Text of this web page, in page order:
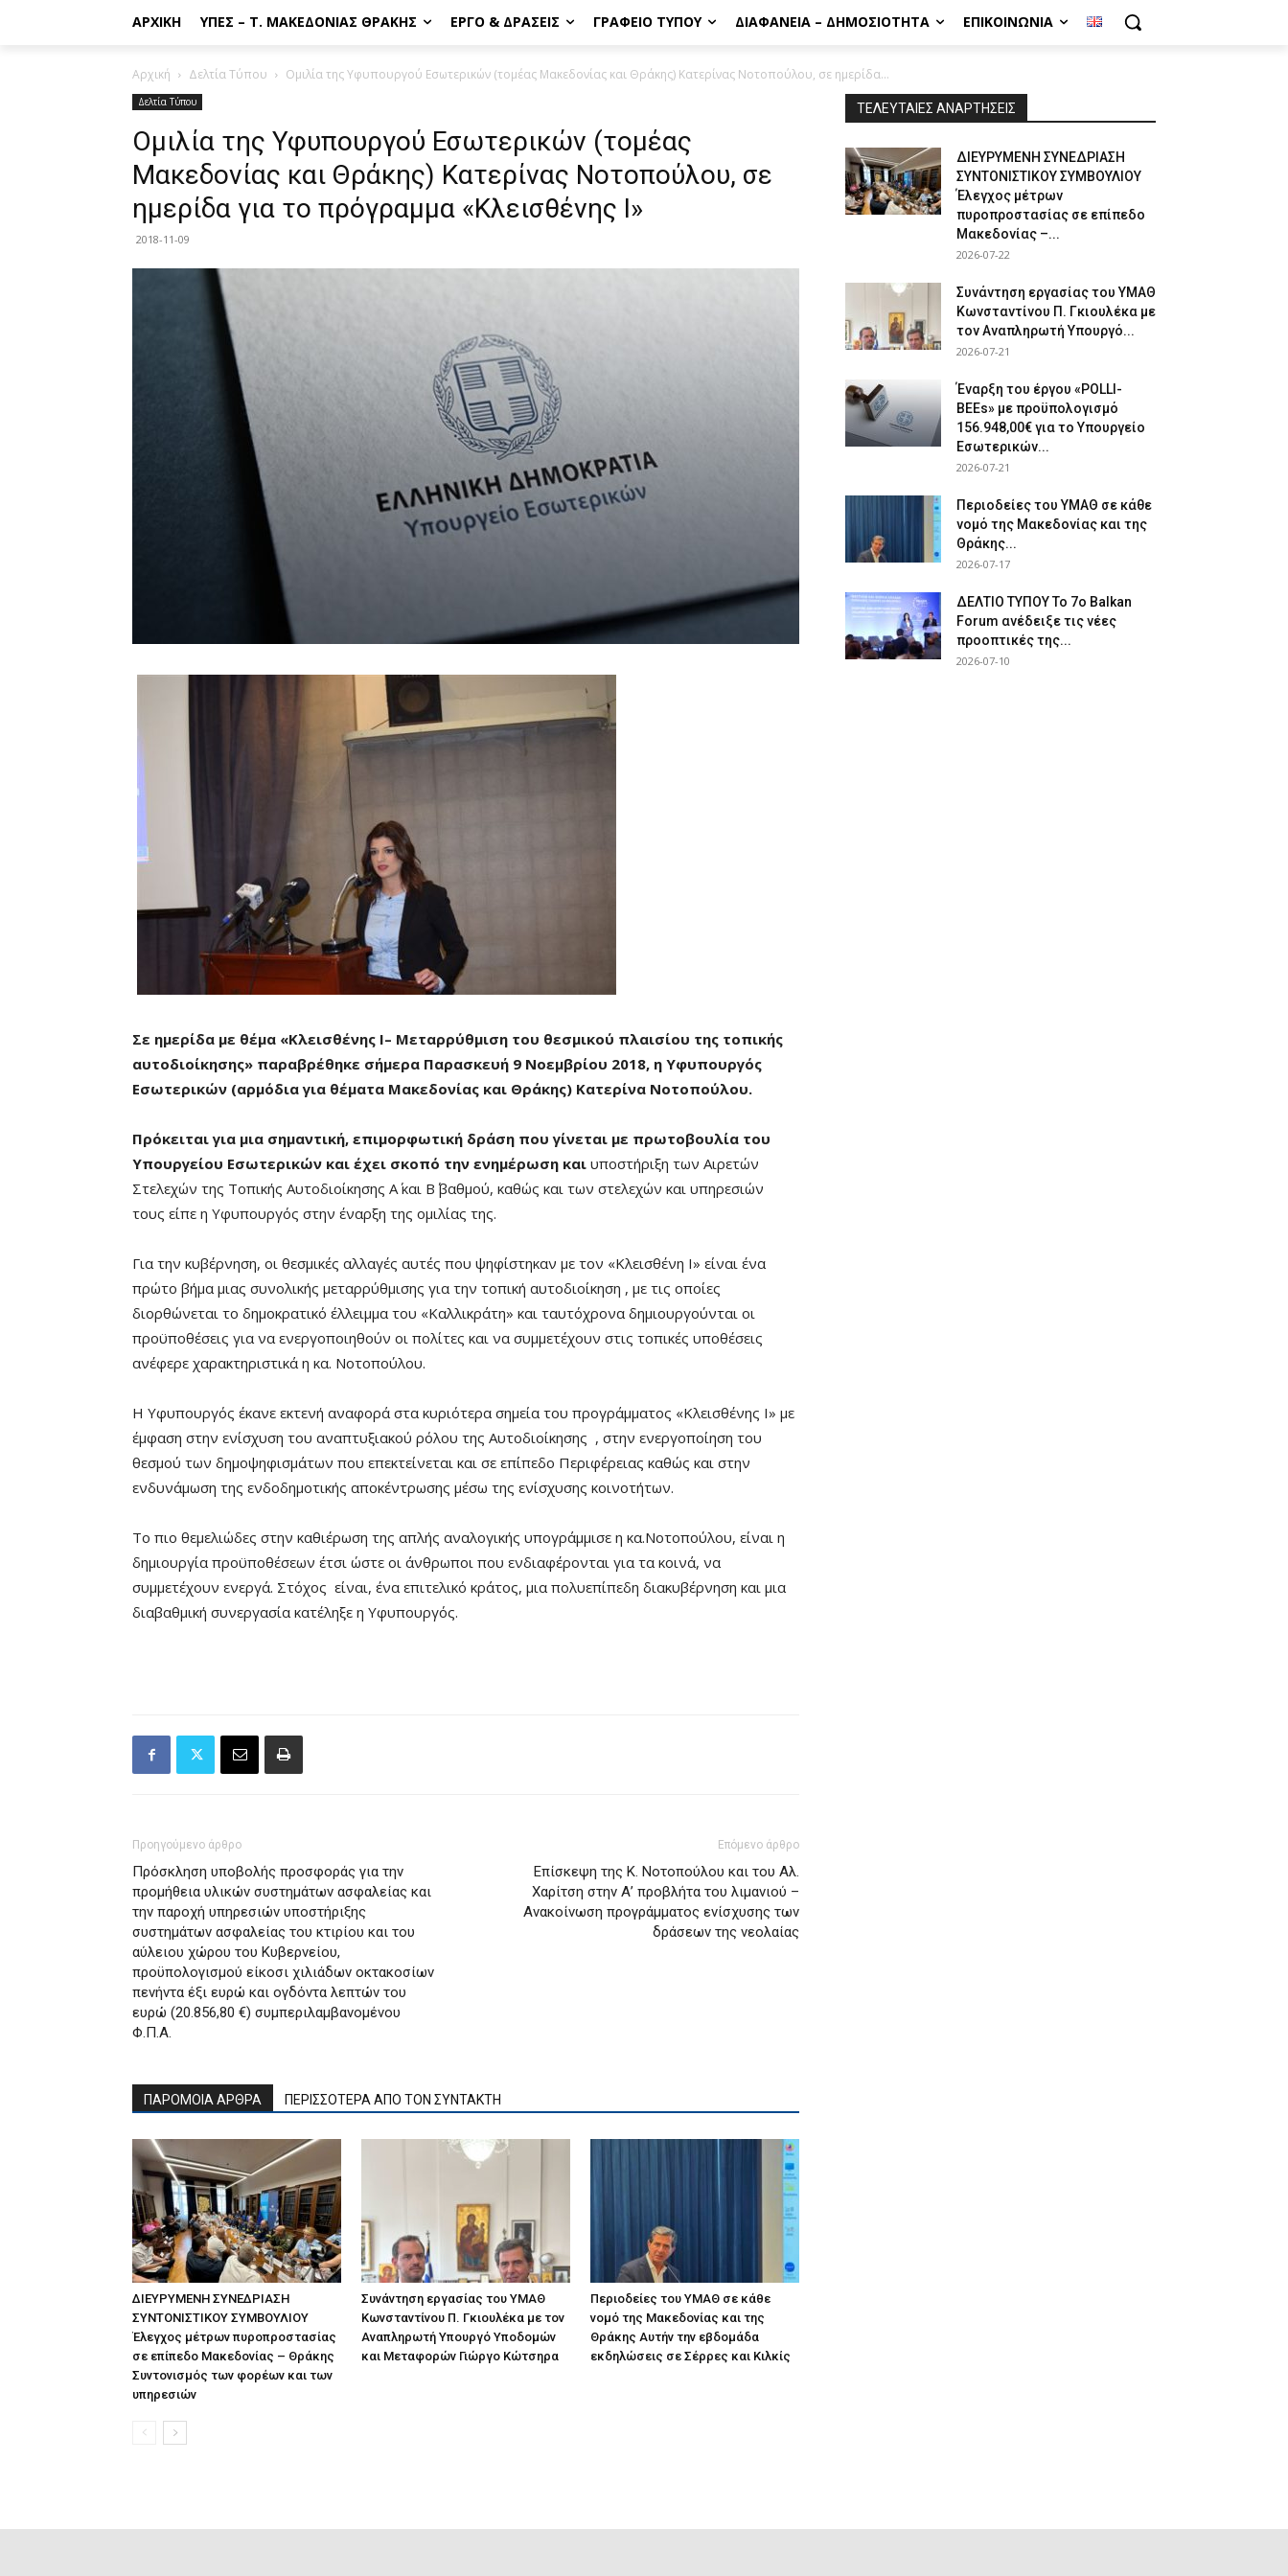
ΑΡΧΙΚΉ ΥΠΕΣ – Τ. ΜΑΚΕΔΟΝΊΑΣ ΘΡΆΚΗΣ ΈΡΓΟ & ΔΡΆΣΕΙΣ ΓΡΑΦΕΊΟ ΤΎΠΟΥ ΔΙΑΦΆΝΕΙΑ – ΔΗΜΟΣΙΌΤΗΤΑ ΕΠΙΚΟΙΝΩΝΊΑ
Αρχική Δελτία Τύπου Ομιλία της Υφυπουργού Εσωτερικών (τομέας Μακεδονίας και Θράκης) Κατερίνας Νοτοπούλου, σε ημερίδα...
Δελτία Τύπου
Ομιλία της Υφυπουργού Εσωτερικών (τομέας
Μακεδονίας και Θράκης) Κατερίνας Νοτοπούλου, σε
ημερίδα για το πρόγραμμα «Κλεισθένης Ι»
2018-11-09
Σε ημερίδα με θέμα «Κλεισθένης I– Μεταρρύθμιση του θεσμικού πλαισίου της τοπικής
αυτοδιοίκησης» παραβρέθηκε σήμερα Παρασκευή 9 Νοεμβρίου 2018, η Υφυπουργός
Εσωτερικών (αρμόδια για θέματα Μακεδονίας και Θράκης) Κατερίνα Νοτοπούλου.
Πρόκειται για μια σημαντική, επιμορφωτική δράση που γίνεται με πρωτοβουλία του
Υπουργείου Εσωτερικών και έχει σκοπό την ενημέρωση και υποστήριξη των Αιρετών
Στελεχών της Τοπικής Αυτοδιοίκησης Α΄ και Β΄ βαθμού, καθώς και των στελεχών και υπηρεσιών
τους είπε η Υφυπουργός στην έναρξη της ομιλίας της.
Για την κυβέρνηση, οι θεσμικές αλλαγές αυτές που ψηφίστηκαν με τον «Κλεισθένη Ι» είναι ένα
πρώτο βήμα μιας συνολικής μεταρρύθμισης για την τοπική αυτοδιοίκηση , με τις οποίες
διορθώνεται το δημοκρατικό έλλειμμα του «Καλλικράτη» και ταυτόχρονα δημιουργούνται οι
προϋποθέσεις για να ενεργοποιηθούν οι πολίτες και να συμμετέχουν στις τοπικές υποθέσεις
ανέφερε χαρακτηριστικά η κα. Νοτοπούλου.
Η Υφυπουργός έκανε εκτενή αναφορά στα κυριότερα σημεία του προγράμματος «Κλεισθένης Ι» με
έμφαση στην ενίσχυση του αναπτυξιακού ρόλου της Αυτοδιοίκησης , στην ενεργοποίηση του
θεσμού των δημοψηφισμάτων που επεκτείνεται και σε επίπεδο Περιφέρειας καθώς και στην
ενδυνάμωση της ενδοδημοτικής αποκέντρωσης μέσω της ενίσχυσης κοινοτήτων.
Το πιο θεμελιώδες στην καθιέρωση της απλής αναλογικής υπογράμμισε η κα.Νοτοπούλου, είναι η
δημιουργία προϋποθέσεων έτσι ώστε οι άνθρωποι που ενδιαφέρονται για τα κοινά, να
συμμετέχουν ενεργά. Στόχος είναι, ένα επιτελικό κράτος, μια πολυεπίπεδη διακυβέρνηση και μια
διαβαθμική συνεργασία κατέληξε η Υφυπουργός.
Προηγούμενο άρθρο
Πρόσκληση υποβολής προσφοράς για την
προμήθεια υλικών συστημάτων ασφαλείας και
την παροχή υπηρεσιών υποστήριξης
συστημάτων ασφαλείας του κτιρίου και του
αύλειου χώρου του Κυβερνείου,
προϋπολογισμού είκοσι χιλιάδων οκτακοσίων
πενήντα έξι ευρώ και ογδόντα λεπτών του
ευρώ (20.856,80 €) συμπεριλαμβανομένου
Φ.Π.Α.
Επόμενο άρθρο
Επίσκεψη της Κ. Νοτοπούλου και του Αλ.
Χαρίτση στην Α’ προβλήτα του λιμανιού –
Ανακοίνωση προγράμματος ενίσχυσης των
δράσεων της νεολαίας
ΠΑΡΟΜΟΙΑ ΑΡΘΡΑ ΠΕΡΙΣΣΟΤΕΡΑ ΑΠΟ ΤΟΝ ΣΥΝΤΑΚΤΗ
ΔΙΕΥΡΥΜΕΝΗ ΣΥΝΕΔΡΙΑΣΗ
ΣΥΝΤΟΝΙΣΤΙΚΟΥ ΣΥΜΒΟΥΛΙΟΥ
Έλεγχος μέτρων πυροπροστασίας
σε επίπεδο Μακεδονίας – Θράκης
Συντονισμός των φορέων και των
υπηρεσιών
Συνάντηση εργασίας του ΥΜΑΘ
Κωνσταντίνου Π. Γκιουλέκα με τον
Αναπληρωτή Υπουργό Υποδομών
και Μεταφορών Γιώργο Κώτσηρα
Περιοδείες του ΥΜΑΘ σε κάθε
νομό της Μακεδονίας και της
Θράκης Αυτήν την εβδομάδα
εκδηλώσεις σε Σέρρες και Κιλκίς
ΤΕΛΕΥΤΑΙΕΣ ΑΝΑΡΤΗΣΕΙΣ
ΔΙΕΥΡΥΜΕΝΗ ΣΥΝΕΔΡΙΑΣΗ
ΣΥΝΤΟΝΙΣΤΙΚΟΥ ΣΥΜΒΟΥΛΙΟΥ
Έλεγχος μέτρων
πυροπροστασίας σε επίπεδο
Μακεδονίας –...
2026-07-22
Συνάντηση εργασίας του ΥΜΑΘ
Κωνσταντίνου Π. Γκιουλέκα με
τον Αναπληρωτή Υπουργό...
2026-07-21
Έναρξη του έργου «POLLI-
BEEs» με προϋπολογισμό
156.948,00€ για το Υπουργείο
Εσωτερικών...
2026-07-21
Περιοδείες του ΥΜΑΘ σε κάθε
νομό της Μακεδονίας και της
Θράκης...
2026-07-17
ΔΕΛΤΙΟ ΤΥΠΟΥ Το 7ο Balkan
Forum ανέδειξε τις νέες
προοπτικές της...
2026-07-10